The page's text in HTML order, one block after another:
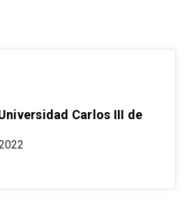
Carlos III de